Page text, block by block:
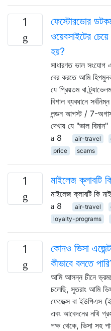
1
ফেস্টোরডোর
ওয়েবসাইটের
হয়?
সাধারণত ভাল সংযোগ
বের করতে আমি
যে প্রিয়তম বা
বিশাল ব্যবধানে
লন্ডন আগস্ট / 7-
দেখায় যে "ভাল
8
air-travel
price
scams
1 মাইলেজ ক্লাবটি
মাইলেজ ক্লাবটি কি
8
air-travel
loyalty-programs
1
কোনও ভিসা
কীভাবে বলতে
আমি আসন্ন চীনে
চলেছি, সুতরাং আমি
ফেডেক্স বা ইউপিএস
এবং আবেদনের নথি
পক্ষ থেকে, ভিসা সহ